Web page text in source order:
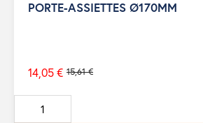
PORTE-ASSIETTES Ø170MM
Prix
de
base
15,61 €
14,05 €